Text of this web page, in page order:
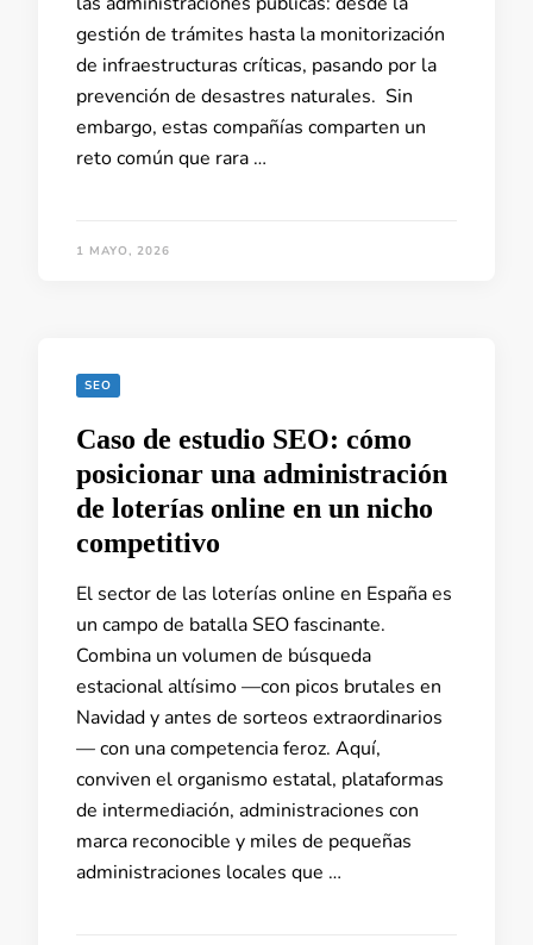
gestión de trámites hasta la monitorización
de infraestructuras críticas, pasando por la
prevención de desastres naturales. Sin
embargo, estas compañías comparten un
reto común que rara …
1 MAYO, 2026
SEO
Caso de estudio SEO: cómo
posicionar una administración
de loterías online en un nicho
competitivo
El sector de las loterías online en España es
un campo de batalla SEO fascinante.
Combina un volumen de búsqueda
estacional altísimo —con picos brutales en
Navidad y antes de sorteos extraordinarios
— con una competencia feroz. Aquí,
conviven el organismo estatal, plataformas
de intermediación, administraciones con
marca reconocible y miles de pequeñas
administraciones locales que …